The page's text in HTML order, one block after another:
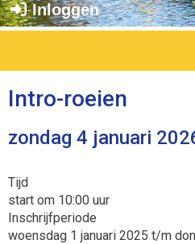
Inloggen
Intro-roeien
zondag 4 januari
Tijd
start om 10:00 uur
Inschrijfperiode
woensdag 1 januari 2025 t/m